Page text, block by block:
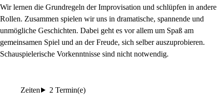
Wir lernen die Grundregeln der Improvisation und schlüpfen in andere
Rollen. Zusammen spielen wir uns in dramatische, spannende und
unmögliche Geschichten. Dabei geht es vor allem um Spaß am
gemeinsamen Spiel und an der Freude, sich selber auszuprobieren.
Schauspielerische Vorkenntnisse sind nicht notwendig.
Zeiten
2 Termin(e)